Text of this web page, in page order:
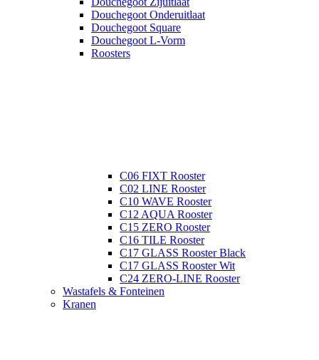
Douchegoot Onderuitlaat
Douchegoot Square
Douchegoot L-Vorm
Roosters
C06 FIXT Rooster
C02 LINE Rooster
C10 WAVE Rooster
C12 AQUA Rooster
C15 ZERO Rooster
C16 TILE Rooster
C17 GLASS Rooster Black
C17 GLASS Rooster Wit
C24 ZERO-LINE Rooster
Wastafels & Fonteinen
Kranen